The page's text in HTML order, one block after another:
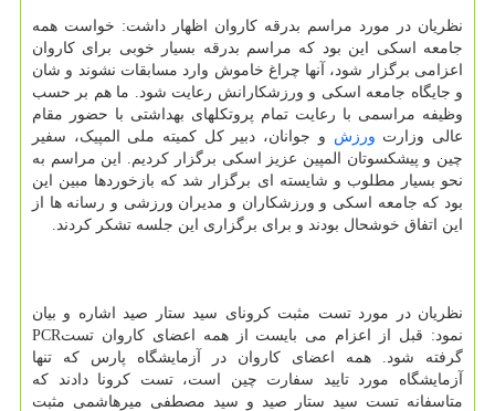
نظریان در مورد مراسم بدرقه کاروان اظهار داشت: خواست همه
جامعه اسکی این بود که مراسم بدرقه بسیار خوبی برای کاروان
اعزامی برگزار شود، آنها چراغ خاموش وارد مسابقات نشوند و شان
و جایگاه جامعه اسکی و ورزشکارانش رعایت شود. ما هم بر حسب
وظیفه مراسمی با رعایت تمام پروتکلهای بهداشتی با حضور مقام
عالی وزارت ورزش و جوانان، دبیر کل کمیته ملی المپیک، سفیر
چین و پیشکسوتان المپین عزیز اسکی برگزار کردیم. این مراسم به
نحو بسیار مطلوب و شایسته ای برگزار شد که بازخوردها مبین این
بود که جامعه اسکی و ورزشکاران و مدیران ورزشی و رسانه ها از
این اتفاق خوشحال بودند و برای برگزاری این جلسه تشکر کردند.
نظریان در مورد تست مثبت کرونای سید ستار صید اشاره و بیان
نمود: قبل از اعزام می بایست از همه اعضای کاروان تستPCR
گرفته شود. همه اعضای کاروان در آزمایشگاه پارس که تنها
آزمایشگاه مورد تایید سفارت چین است، تست کرونا دادند که
متاسفانه تست سید ستار صید و سید مصطفی میرهاشمی مثبت